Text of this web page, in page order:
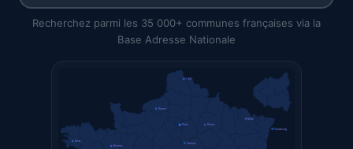
Recherchez parmi les 35 000+ communes françaises via la
Base Adresse Nationale
Paris
Strasbourg
Lille
Rennes
Reims
Rouen
Brest
Orléans
Metz